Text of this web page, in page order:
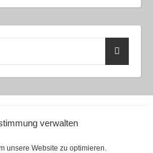
verwalten
unsere Website zu optimieren.